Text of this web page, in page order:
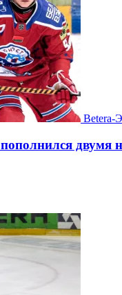
Betera-